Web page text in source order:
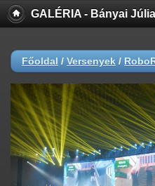
GALÉRIA - Bányai
Főoldal / Versenyek /